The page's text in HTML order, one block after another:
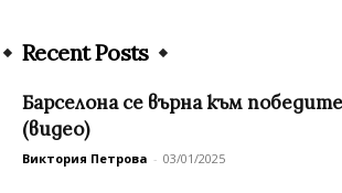
Recent Posts
Барселона се върна към
(видео)
Виктория Петрова - 03/01/2025